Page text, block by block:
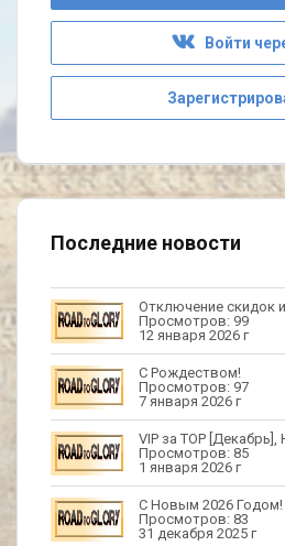
Войти
Последние новости
Отключение скидок
Просмотров: 99
12 января 2026 г
С Рождеством!
Просмотров: 97
7 января 2026 г
Просмотров: 85
1 января 2026 г
С Новым 2026 Годом!
Просмотров: 83
31 декабря 2025 г